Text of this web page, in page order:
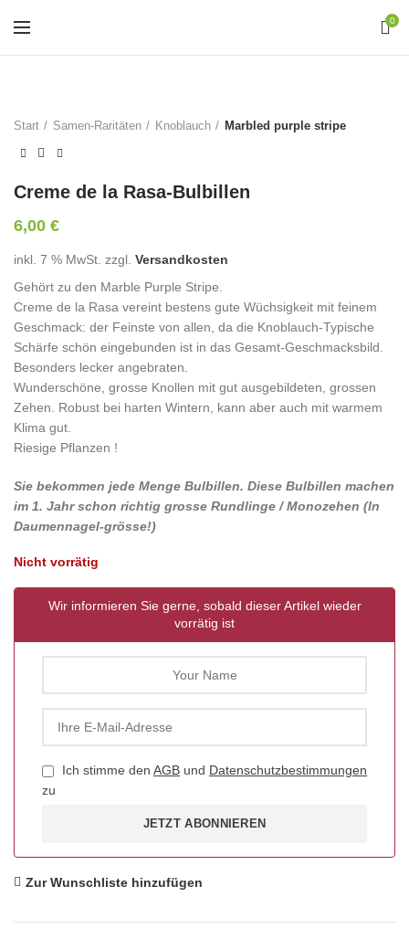
0
Start Samen-Raritäten Knoblauch Marbled purple stripe
Creme de la Rasa-Bulbillen
6,00 €
inkl. 7 % MwSt. zzgl. Versandkosten
Gehört zu den Marble Purple Stripe.
Creme de la Rasa vereint bestens gute Wüchsigkeit mit feinem
Geschmack: der Feinste von allen, da die Knoblauch-Typische
Schärfe schön eingebunden ist in das Gesamt-Geschmacksbild.
Besonders lecker angebraten.
Wunderschöne, grosse Knollen mit gut ausgebildeten, grossen
Zehen. Robust bei harten Wintern, kann aber auch mit warmem
Klima gut.
Riesige Pflanzen !
Sie bekommen jede Menge Bulbillen. Diese Bulbillen machen
im 1. Jahr schon richtig grosse Rundlinge / Monozehen (In
Daumennagel-grösse!)
Nicht vorrätig
Wir informieren Sie gerne, sobald dieser Artikel wieder
vorrätig ist
Ich stimme den AGB und Datenschutzbestimmungen
zu
JETZT ABONNIEREN
Zur Wunschliste hinzufügen